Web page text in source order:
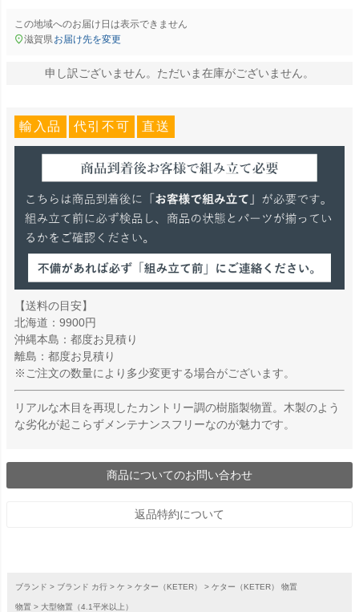
この地域へのお届け日は表示できません
滋賀県お届け先を変更
申し訳ございません。ただいま在庫がございません。
輸入品 代引不可 直送
【送料の目安】
北海道：9900円
沖縄本島：都度お見積り
離島：都度お見積り
※ご注文の数量により多少変更する場合がございます。
リアルな木目を再現したカントリー調の樹脂製物置。木製のよう
な劣化が起こらずメンテナンスフリーなのが魅力です。
商品についてのお問い合わせ
返品特約について
ブランド ブランド カ行 ケ ケター（KETER） ケター（KETER） 物置
物置 大型物置（4.1平米以上）